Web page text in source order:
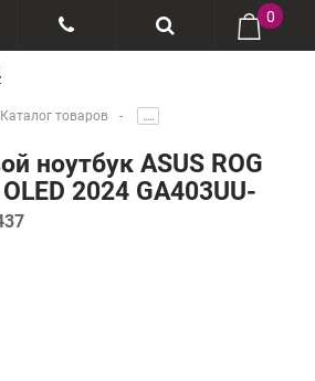
0
Каталог товаров .....
ноутбук ASUS ROG
2024 GA403UU-